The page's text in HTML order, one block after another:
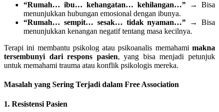
“Rumah… ibu… kehangatan… kehilangan…” → Bisa
menunjukkan hubungan emosional dengan ibunya.
“Rumah… sempit… sesak… tidak nyaman…” → Bisa
menunjukkan kenangan negatif tentang masa kecilnya.
Terapi ini membantu psikolog atau psikoanalis memahami makna
tersembunyi dari respons pasien, yang bisa menjadi petunjuk
untuk memahami trauma atau konflik psikologis mereka.
Masalah yang Sering Terjadi dalam Free Association
1. Resistensi Pasien